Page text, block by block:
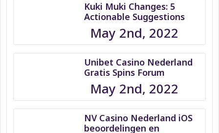
Kuki Muki Changes: 5
Actionable Suggestions
May 2nd, 2022
Unibet Casino Nederland
Gratis Spins Forum
May 2nd, 2022
NV Casino Nederland iOS
beoordelingen en